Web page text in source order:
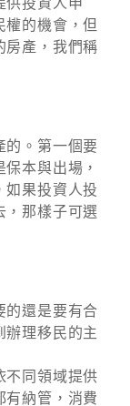
供投資人申
權的機會，但
房產，我們稱
的。第一個要
本與出場，
如果投資人投
，那樣子可選
的還是要有合
辦理移民的主
不同領域提供
有納管，消費